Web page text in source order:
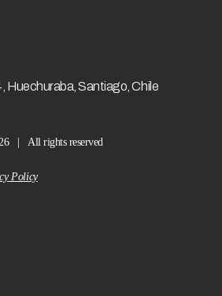
Huechuraba, Santiago, Chile
| All rights reserved
Policy